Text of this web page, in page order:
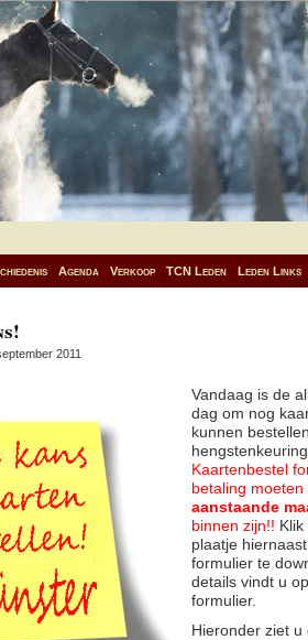
Agenda Verkoop TCN Leden Leden Links
2011
Vandaag is de
dag om nog
kunnen
Kaartenbestel
betaling moeten
aanstaande
binnen zijn!!
plaatje
formulier te
details vindt u
formulier.
Hieronder ziet u